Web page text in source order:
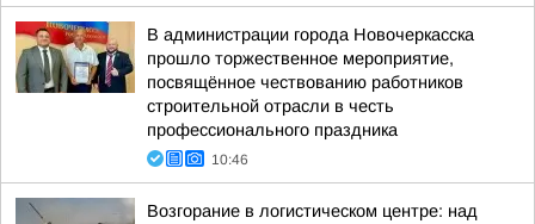
В администрации города Новочеркасска
прошло торжественное мероприятие,
посвящённое чествованию работников
строительной отрасли в честь
профессионального праздника
10:46
Возгорание в логистическом центре: над